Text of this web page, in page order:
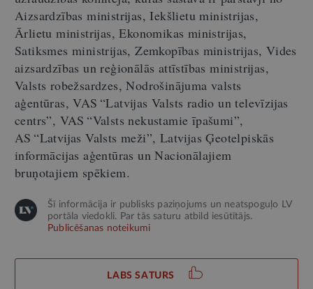
Aizsardzības ministrijas, Iekšlietu ministrijas,
Ārlietu ministrijas, Ekonomikas ministrijas,
Satiksmes ministrijas, Zemkopības ministrijas, Vides
aizsardzības un reģionālās attīstības ministrijas,
Valsts robežsardzes, Nodrošinājuma valsts
aģentūras, VAS “Latvijas Valsts radio un televīzijas
centrs”, VAS “Valsts nekustamie īpašumi”,
AS “Latvijas Valsts meži”, Latvijas Ģeotelpiskās
informācijas aģentūras un Nacionālajiem
bruņotajiem spēkiem.
Šī informācija ir publisks paziņojums un neatspoguļo LV
portāla viedokli. Par tās saturu atbild iesūtītājs.
Publicēšanas noteikumi
LABS SATURS